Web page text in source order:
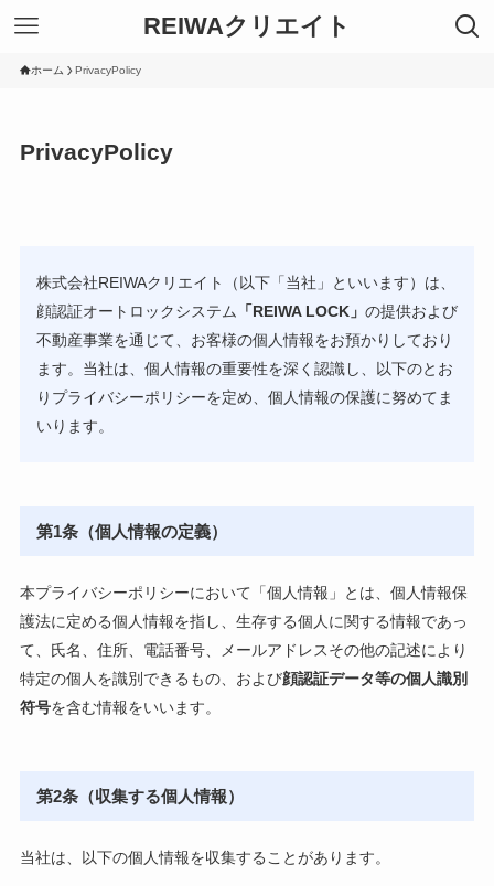
REIWAクリエイト
ホーム PrivacyPolicy
PrivacyPolicy
株式会社REIWAクリエイト（以下「当社」といいます）は、
顔認証オートロックシステム 「REIWA LOCK」 の提供および
不動産事業を通じて、お客様の個人情報をお預かりしており
ます。当社は、個人情報の重要性を深く認識し、以下のとお
りプライバシーポリシーを定め、個人情報の保護に努めてま
いります。
第1条（個人情報の定義）
本プライバシーポリシーにおいて「個人情報」とは、個人情報保
護法に定める個人情報を指し、生存する個人に関する情報であっ
て、氏名、住所、電話番号、メールアドレスその他の記述により
特定の個人を識別できるもの、および顔認証データ等の個人識別
符号を含む情報をいいます。
第2条（収集する個人情報）
当社は、以下の個人情報を収集することがあります。